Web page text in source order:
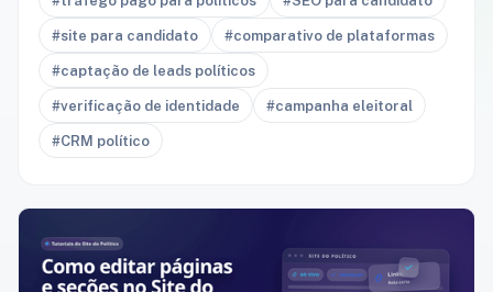
#site para candidato #comparativo de plataformas
#captação de leads políticos
#verificação de identidade #campanha eleitoral
#CRM político